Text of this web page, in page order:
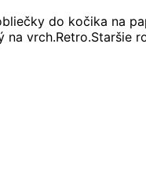
do kočika na
na vrch.Retro.Staršie